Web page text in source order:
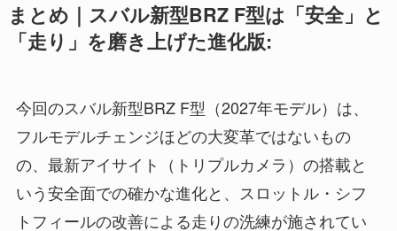
まとめ｜スバル新型BRZ F型は「安全」と
「走り」を磨き上げた進化版:
今回のスバル新型BRZ F型（2027年モデル）は、
フルモデルチェンジほどの大変革ではないもの
の、最新アイサイト（トリプルカメラ）の搭載と
いう安全面での確かな進化と、スロットル・シフ
トフィールの改善による走りの洗練が施されてい